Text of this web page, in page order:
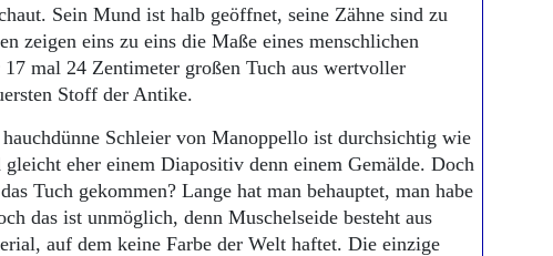
Sein Mund ist halb geöffnet, seine Zähne sind zu
zeigen eins zu eins die Maße eines menschlichen
mal 24 Zentimeter großen Tuch aus wertvoller
Stoff der Antike.
Schleier von Manoppello ist durchsichtig wie
eher einem Diapositiv denn einem Gemälde. Doch
Tuch gekommen? Lange hat man behauptet, man habe
das ist unmöglich, denn Muschelseide besteht aus
auf dem keine Farbe der Welt haftet. Die einzige